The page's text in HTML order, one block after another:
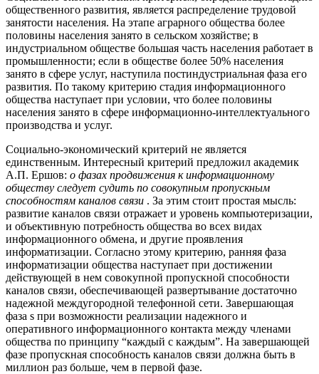
общественного развития, является распределение трудовой
занятости населения. На этапе аграрного общества более
половины населения занято в сельском хозяйстве; в
индустриальном обществе большая часть населения работает в
промышленности; если в обществе более 50% населения
занято в сфере услуг, наступила постиндустриальная фаза его
развития. По такому критерию стадия информационного
общества наступает при условии, что более половины
населения занято в сфере информационно-интеллектуального
производства и услуг.
Социально-экономический критерий не является
единственным. Интересный критерий предложил академик
А.П. Ершов: о фазах продвижения к информационному
обществу следует судить по совокупным пропускным
способностям каналов связи . За этим стоит простая мысль:
развитие каналов связи отражает и уровень компьютеризации,
и объективную потребность общества во всех видах
информационного обмена, и другие проявления
информатизации. Согласно этому критерию, ранняя фаза
информатизации общества наступает при достижении
действующей в нем совокупной пропускной способности
каналов связи, обеспечивающей развертывание достаточно
надежной междугородной телефонной сети. Завершающая
фаза ѕ при возможности реализации надежного и
оперативного информационного контакта между членами
общества по принципу “каждый с каждым”. На завершающей
фазе пропускная способность каналов связи должна быть в
миллион раз больше, чем в первой фазе.